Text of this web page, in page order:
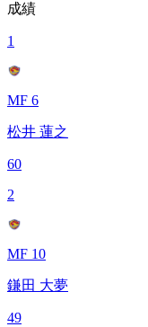
成績
1
MF 6
松井 蓮之
60
2
MF 10
鎌田 大夢
49